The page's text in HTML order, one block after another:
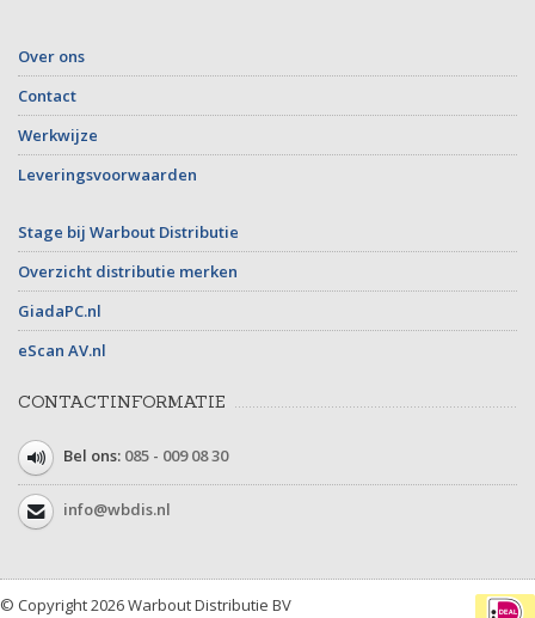
Over ons
Contact
Werkwijze
Leveringsvoorwaarden
Stage bij Warbout Distributie
Overzicht distributie merken
GiadaPC.nl
eScan AV.nl
CONTACTINFORMATIE
Bel ons: 085 - 009 08 30
info@wbdis.nl
© Copyright 2026 Warbout Distributie BV